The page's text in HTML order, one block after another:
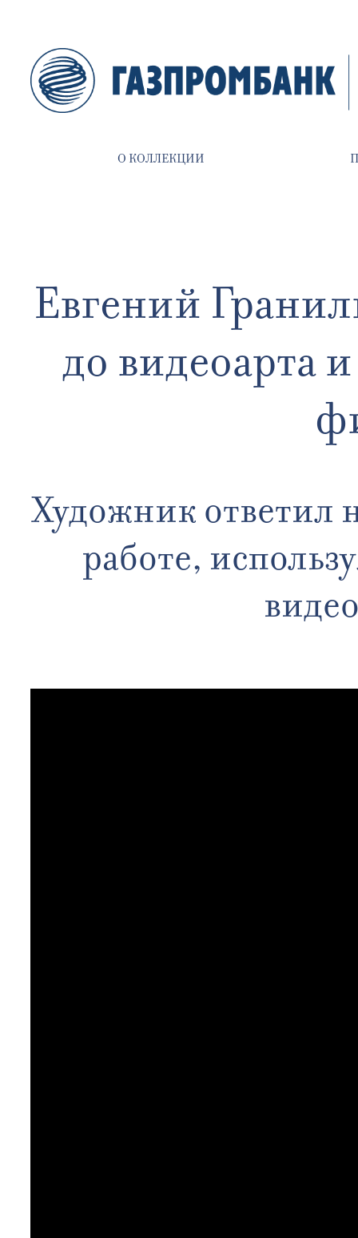
О КОЛЛЕКЦИИ
Евгений
до видеоарта
Художник ответил
работе,